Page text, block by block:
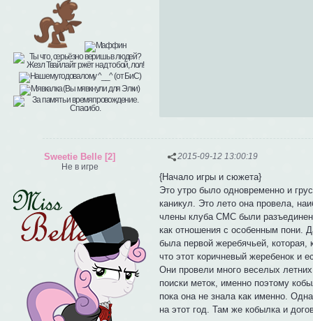
2015-09-12 13:00:19
Sweetie Belle [2]
Не в игре
{Начало игры и сюжета}
Это утро было одновременно и
каникул. Это лето она провела,
члены клуба СМС были
как отношения с особенным пони.
была первой жеребячьей, которая,
что этот коричневый жеребенок и
Они провели много веселых
поиски меток, именно поэтому
пока она не знала как именно.
на этот год. Там же кобылка и